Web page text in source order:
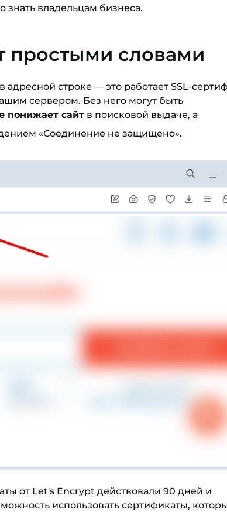
знать владельцам бизнеса.
простыми словами
адресной строке — это работает SSL-
сервером. Без него могут быть
понижает сайт в поисковой выдаче, а
«Соединение не защищено».
от Let's Encrypt действовали 90 дней и
использовать сертификаты,